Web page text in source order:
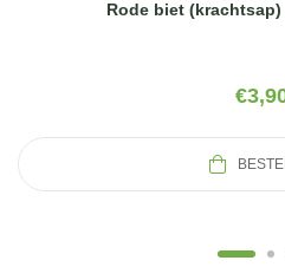
Rode biet
€